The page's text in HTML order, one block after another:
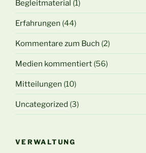
Begleitmaterial (1)
Erfahrungen (44)
Kommentare zum Buch (2)
Medien kommentiert (56)
Mitteilungen (10)
Uncategorized (3)
VERWALTUNG